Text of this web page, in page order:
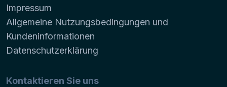
Impressum
Allgemeine Nutzungsbedingungen und
Kundeninformationen
Datenschutzerklärung
Kontaktieren Sie uns